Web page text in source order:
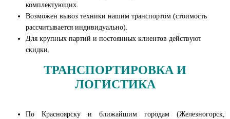
комплектующих.
Возможен вывоз техники нашим транспортом (стоимость
рассчитывается индивидуально).
Для крупных партий и постоянных клиентов действуют
скидки.
ТРАНСПОРТИРОВКА И
ЛОГИСТИКА
По Красноярску и ближайшим городам (Железногорск,